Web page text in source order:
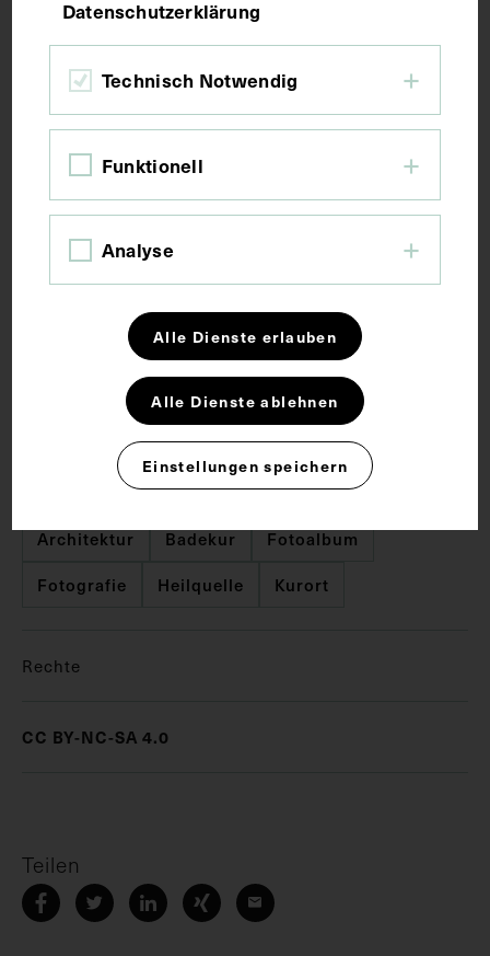
Fotografie, Druck
Maße
Kurzbeschreibung
Im Albuminneren sind Stempel mit der Aufschrift
Bibliothek der k.k. Gesellschaft der Ärzte in Wien
Schlagwörter
Architektur Badekur
Fotoalbum
Fotografie
Heilquelle Kurort
Rechte
CC BY-NC-SA 4.0
Teilen
Datenschutzerklärung
Technisch Notwendig
Funktionell
Analyse
Alle Dienste erlauben
Alle Dienste ablehnen
Einstellungen speichern